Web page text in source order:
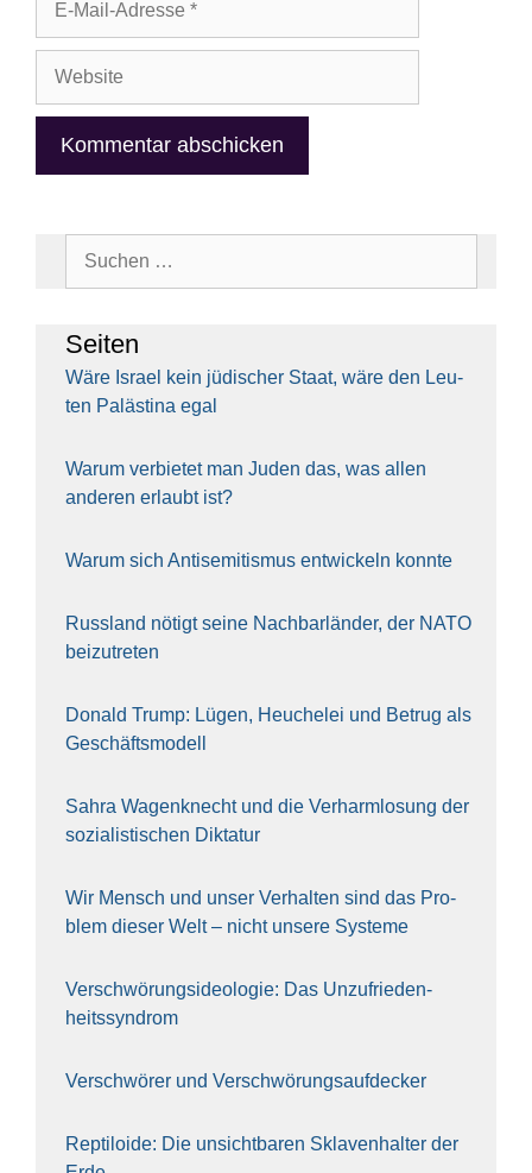
Adresse
Sei­ten
Wäre Isra­el kein jüdi­scher Staat, wäre den Leu­
ten Paläs­ti­na egal
War­um ver­bie­tet man Juden das, was allen
ande­ren erlaubt ist?
War­um sich Anti­se­mi­tis­mus ent­wi­ckeln konn­te
Russ­land nötigt sei­ne Nach­bar­län­der, der NATO
bei­zu­tre­ten
Donald Trump: Lügen, Heu­che­lei und Betrug als
Geschäfts­mo­dell
Sahra Wagen­knecht und die Ver­harm­lo­sung der
sozia­lis­ti­schen Dik­ta­tur
Wir Mensch und unser Ver­hal­ten sind das Pro­
blem die­ser Welt – nicht unse­re Sys‍te‍me
Ver­schwö­rungs­ideo­lo­gie: Das Unzufrieden­
heitssyndrom
Ver­schwö­rer und Verschwörungs­aufdecker
Rep­ti­lo­ide: Die unsicht­ba­ren Skla­ven­hal­ter der